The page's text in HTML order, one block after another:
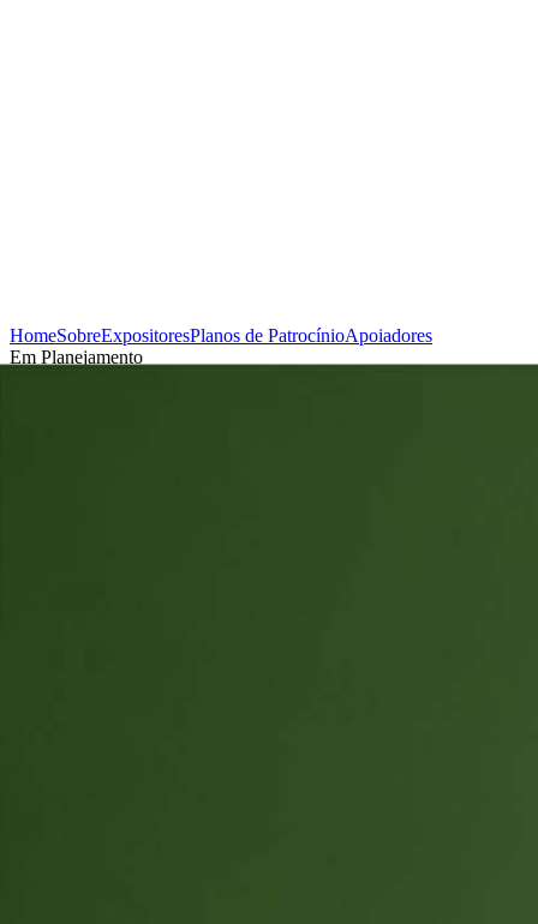
HomeSobreExpositoresPlanos de PatrocínioApoiadores
Em Planejamento